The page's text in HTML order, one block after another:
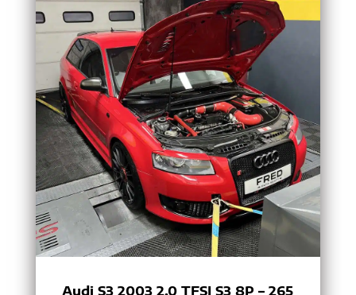
Audi S3 2003 2.0 TFSI S3 8P – 265